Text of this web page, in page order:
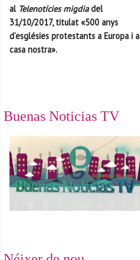
al Telenotícies migdiadel
31/10/2017, titulat «500 anys
d’esglésies protestants a Europa i a
casa nostra».
Buenas Noticias TV